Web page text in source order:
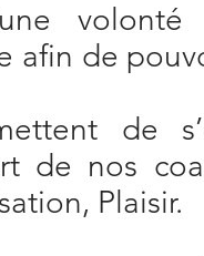
volonté
afin de
de
de nos
Plaisir.